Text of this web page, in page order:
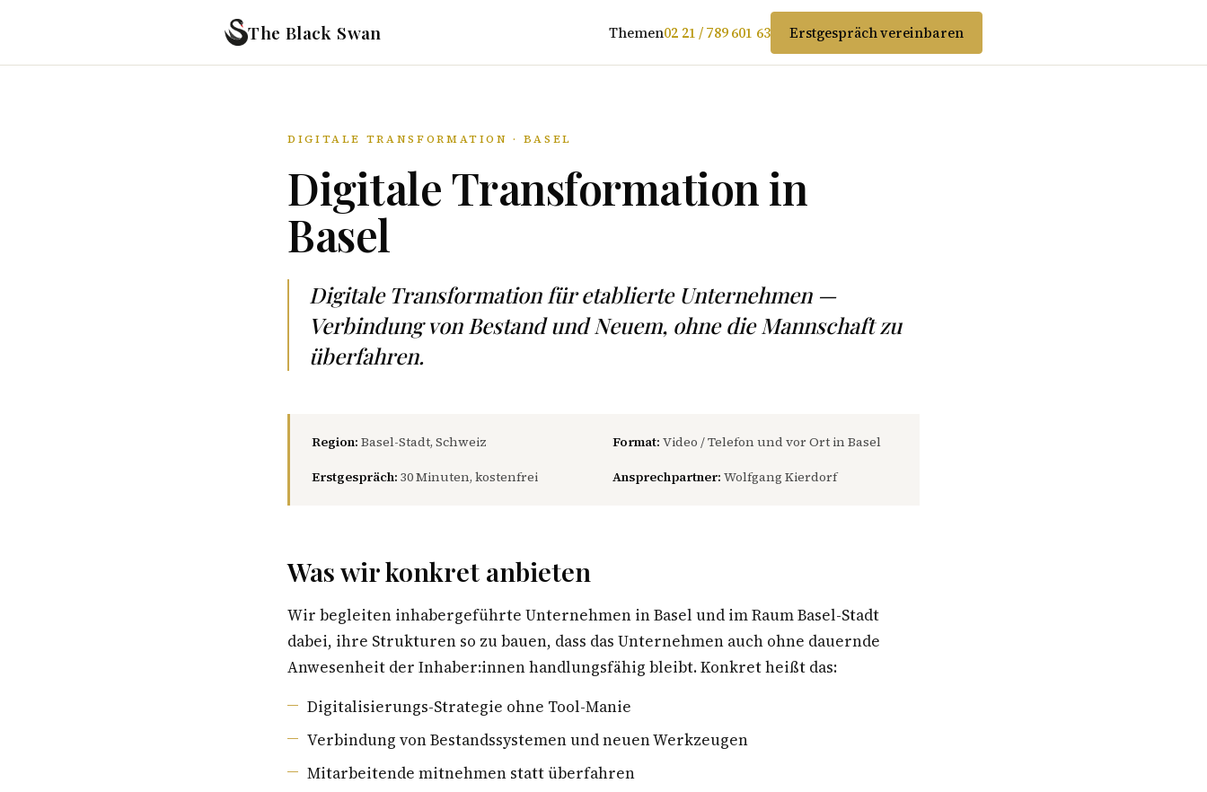
The Black Swan Themen02 21 / 789 601 63 Erstgespräch vereinbaren
DIGITALE TRANSFORMATION · BASEL
Digitale Transformation in
Basel
Digitale Transformation für etablierte Unternehmen —
Verbindung von Bestand und Neuem, ohne die Mannschaft zu
überfahren.
Region: Basel-Stadt, Schweiz Format: Video / Telefon und vor Ort in Basel
Erstgespräch: 30 Minuten, kostenfrei Ansprechpartner: Wolfgang Kierdorf
Was wir konkret anbieten
Wir begleiten inhabergeführte Unternehmen in Basel und im Raum Basel-Stadt
dabei, ihre Strukturen so zu bauen, dass das Unternehmen auch ohne dauernde
Anwesenheit der Inhaber:innen handlungsfähig bleibt. Konkret heißt das:
Digitalisierungs-Strategie ohne Tool-Manie
Verbindung von Bestandssystemen und neuen Werkzeugen
Mitarbeitende mitnehmen statt überfahren